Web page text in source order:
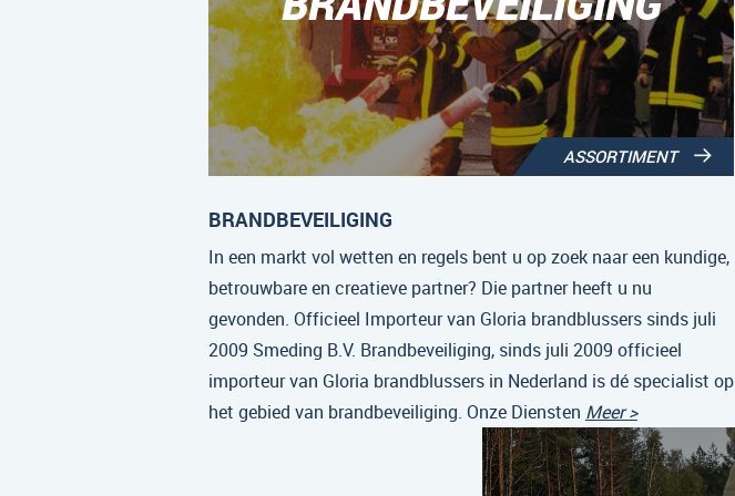
ASSORTIMENT
BRANDBEVEILIGING
In een markt vol wetten en regels bent u op zoek naar een kundige,
betrouwbare en creatieve partner? Die partner heeft u nu
gevonden. Officieel Importeur van Gloria brandblussers sinds juli
2009 Smeding B.V. Brandbeveiliging, sinds juli 2009 officieel
importeur van Gloria brandblussers in Nederland is dé specialist op
het gebied van brandbeveiliging. Onze Diensten Meer >